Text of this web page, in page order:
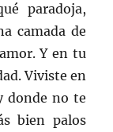
paradoja,
camada de
Y en tu
Viviste en
donde no te
bien palos